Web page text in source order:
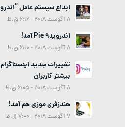
ابداع سیستم عامل
8 آگوست 2018 - 6:16 ق.ظ
اندروید9 Pie آمد!
8 آگوست 2018 - 6:10 ق.ظ
تغییرات جدید
بیشتر کاربران
8 آگوست 2018 - 6:05 ق.ظ
هندزفری موزی هم آمد!
7 آگوست 2018 - 7:00 ق.ظ